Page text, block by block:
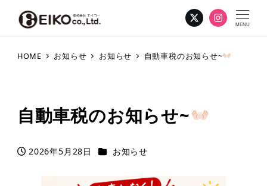
MENU
HOME お知らせ お知らせ 自動車税のお知らせ~
自動車税のお知らせ~
投稿日
2026年5月28日 カテゴリー
お知らせ